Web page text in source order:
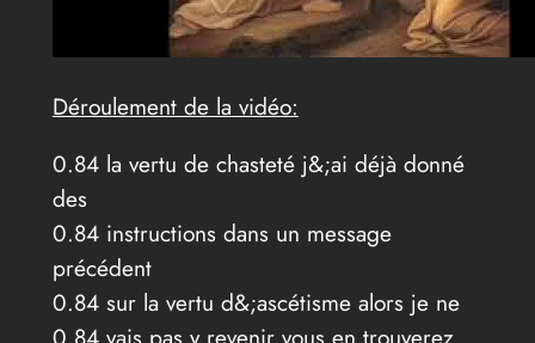
Déroulement de la vidéo:
0.84 la vertu de chasteté j&;ai déjà donné
des
0.84 instructions dans un message
précédent
0.84 sur la vertu d&;ascétisme alors je ne